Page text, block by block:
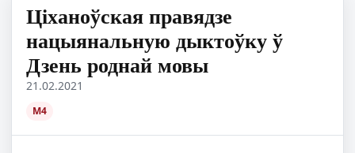
Ціханоўская правядзе
нацыянальную дыктоўку ў
Дзень роднай мовы
21.02.2021
M4